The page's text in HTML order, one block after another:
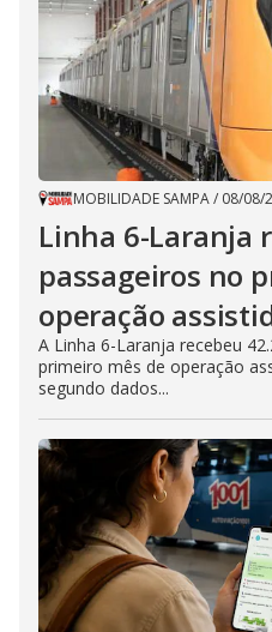
MOBILIDADE SAMPA/ 08/08/
Linha 6-Laranja
passageiros no
operação
A Linha 6-Laranja recebeu
primeiro mês de operação
segundo dados...